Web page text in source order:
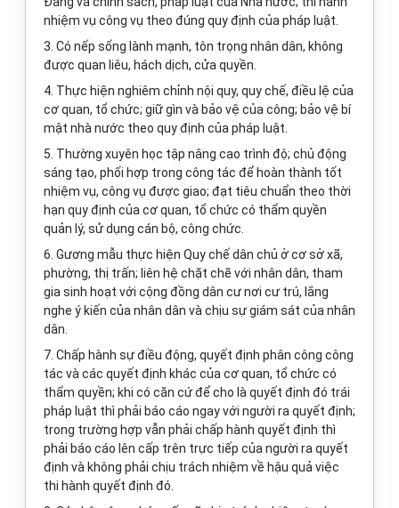
nhiệm vụ công vụ theo đúng quy định của pháp luật.
3. Có nếp sống lành mạnh, tôn trọng nhân dân, không
được quan liêu, hách dịch, cửa quyền.
4. Thực hiện nghiêm chỉnh nội quy, quy chế, điều lệ của
cơ quan, tổ chức; giữ gìn và bảo vệ của công; bảo vệ bí
mật nhà nước theo quy định của pháp luật.
5. Thường xuyên học tập nâng cao trình độ; chủ động
sáng tạo, phối hợp trong công tác để hoàn thành tốt
nhiệm vụ, công vụ được giao; đạt tiêu chuẩn theo thời
hạn quy định của cơ quan, tổ chức có thẩm quyền
quản lý, sử dụng cán bộ, công chức.
6. Gương mẫu thực hiện Quy chế dân chủ ở cơ sở xã,
phường, thị trấn; liên hệ chặt chẽ với nhân dân, tham
gia sinh hoạt với cộng đồng dân cư nơi cư trú, lắng
nghe ý kiến của nhân dân và chịu sự giám sát của nhân
dân.
7. Chấp hành sự điều động, quyết định phân công công
tác và các quyết định khác của cơ quan, tổ chức có
thẩm quyền; khi có căn cứ để cho là quyết định đó trái
pháp luật thì phải báo cáo ngay với người ra quyết định;
trong trường hợp vẫn phải chấp hành quyết định thì
phải báo cáo lên cấp trên trực tiếp của người ra quyết
định và không phải chịu trách nhiệm về hậu quả việc
thi hành quyết định đó.